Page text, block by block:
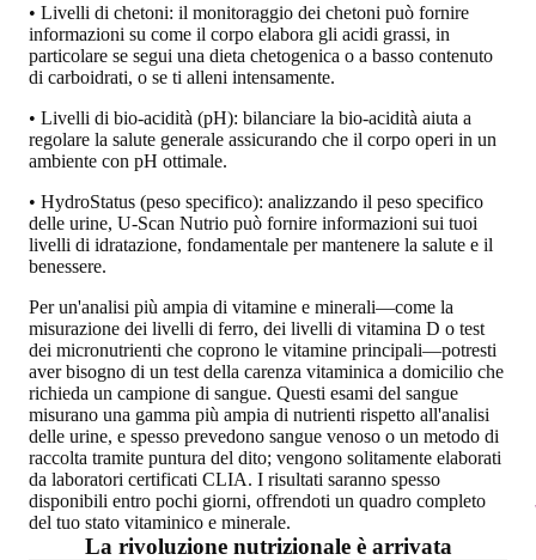
• Livelli di chetoni: il monitoraggio dei chetoni può fornire
informazioni su come il corpo elabora gli acidi grassi, in
particolare se segui una dieta chetogenica o a basso contenuto
di carboidrati, o se ti alleni intensamente.
• Livelli di bio-acidità (pH): bilanciare la bio-acidità aiuta a
regolare la salute generale assicurando che il corpo operi in un
ambiente con pH ottimale.
• HydroStatus (peso specifico): analizzando il peso specifico
delle urine, U-Scan Nutrio può fornire informazioni sui tuoi
livelli di idratazione, fondamentale per mantenere la salute e il
benessere.
Per un'analisi più ampia di vitamine e minerali—come la
misurazione dei livelli di ferro, dei livelli di vitamina D o test
dei micronutrienti che coprono le vitamine principali—potresti
aver bisogno di un test della carenza vitaminica a domicilio che
richieda un campione di sangue. Questi esami del sangue
misurano una gamma più ampia di nutrienti rispetto all'analisi
delle urine, e spesso prevedono sangue venoso o un metodo di
raccolta tramite puntura del dito; vengono solitamente elaborati
da laboratori certificati CLIA. I risultati saranno spesso
disponibili entro pochi giorni, offrendoti un quadro completo
del tuo stato vitaminico e minerale.
La rivoluzione nutrizionale è arrivata